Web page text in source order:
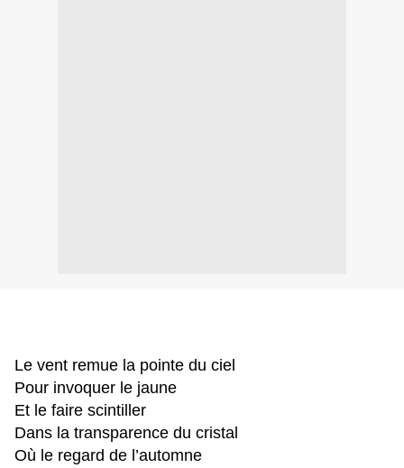
Le vent remue la pointe du ciel
Pour invoquer le jaune
Et le faire scintiller
Dans la transparence du cristal
Où le regard de l’automne